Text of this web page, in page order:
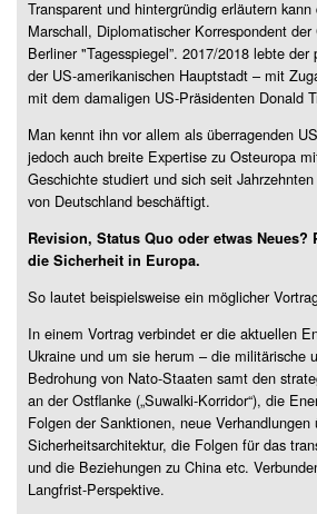
Transparent und hintergründig erläutern
Marschall, Diplomatischer Korrespondent
Berliner "Tagesspiegel”. 2017/2018 lebte
der US-amerikanischen Hauptstadt – mit
mit dem damaligen US-Präsidenten Donald
Man kennt ihn vor allem als überragenden
jedoch auch breite Expertise zu Osteuropa
Geschichte studiert und sich seit
von Deutschland beschäftigt.
Revision, Status Quo oder etwas
die Sicherheit in Europa.
So lautet beispielsweise ein möglicher
In einem Vortrag verbindet er die aktuellen
Ukraine und um sie herum – die militärische
Bedrohung von Nato-Staaten samt den
an der Ostflanke („Suwalki-Korridor“), die
Folgen der Sanktionen, neue Verhandlungen
Sicherheitsarchitektur, die Folgen für das
und die Beziehungen zu China etc.
Langfrist-Perspektive.